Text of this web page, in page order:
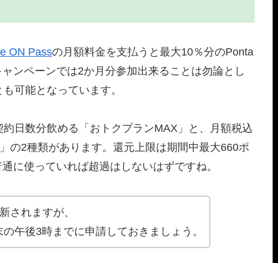
ON Passの月額料金を支払うと最大10％分のPonta
ンペーンでは2か月分参加出来ることは勿論とし
可能となっています。
日数分飲める「おトクプランMAX」と、月額税込
の2種類があります。還元上限は期間中最大660ポ
に使っていれば超過はしないはずですね。
されますが、
午後3時までに申請しておきましょう。